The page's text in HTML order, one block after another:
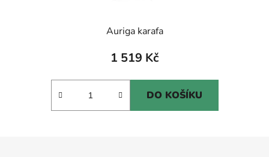
Auriga karafa
1 519 Kč
DO KOŠÍKU